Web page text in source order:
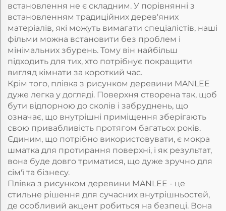
встановлення не є складним. У порівнянні з
встановленням традиційних дерев'яних
матеріалів, які можуть вимагати спеціалістів, наші
фільми можна встановити без проблем і
мінімальних збурень. Тому він найбільш
підходить для тих, хто потрібнує покращити
вигляд кімнати за короткий час.
Крім того, плівка з рисунком деревини MANLEE
дуже легка у догляді. Поверхня створена так, щоб
бути відпорною до сколів і забруднень, що
означає, що внутрішні приміщення зберігають
свою привабливість протягом багатьох років.
Єдиним, що потрібно використовувати, є мокра
шматка для протирання поверхні, і як результат,
вона буде довго триматися, що дуже зручно для
сім'ї та бізнесу.
Плівка з рисунком деревини MANLEE - це
стильне рішення для сучасних внутрішньостей,
де особливий акцент робиться на безпеці. Вона